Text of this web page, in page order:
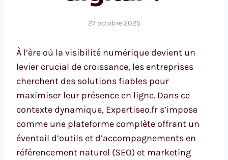
27 octobre 2025
À l’ère où la visibilité numérique devient un
levier crucial de croissance, les entreprises
cherchent des solutions fiables pour
maximiser leur présence en ligne. Dans ce
contexte dynamique, Expertiseo.fr s’impose
comme une plateforme complète offrant un
éventail d’outils et d’accompagnements en
référencement naturel (SEO) et marketing